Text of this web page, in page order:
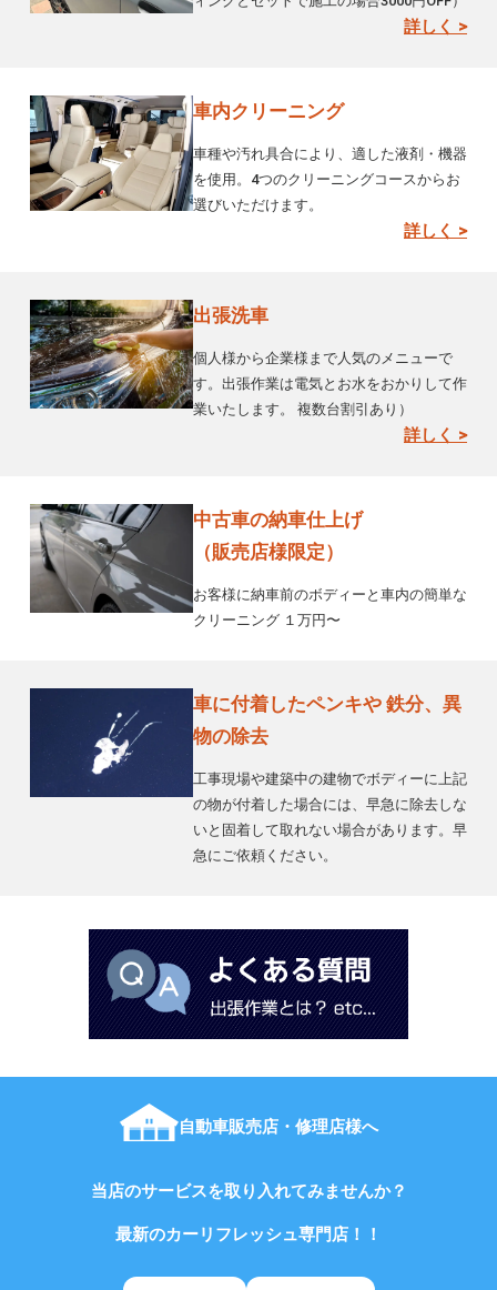
詳しく >
車内クリーニング
車種や汚れ具合により、適した液剤・機器
を使用。4つのクリーニングコースからお
選びいただけます。
詳しく >
出張洗車
個人様から企業様まで人気のメニューで
す。出張作業は電気とお水をおかりして作
業いたします。 複数台割引あり）
詳しく >
中古車の納車仕上げ
（販売店様限定）
お客様に納車前のボディーと車内の簡単な
クリーニング １万円〜
車に付着したペンキや 鉄分、異
物の除去
工事現場や建築中の建物でボディーに上記
の物が付着した場合には、早急に除去しな
いと固着して取れない場合があります。早
急にご依頼ください。
自動車販売店・修理店様へ
当店のサービスを取り入れてみませんか？
最新のカーリフレッシュ専門店！！